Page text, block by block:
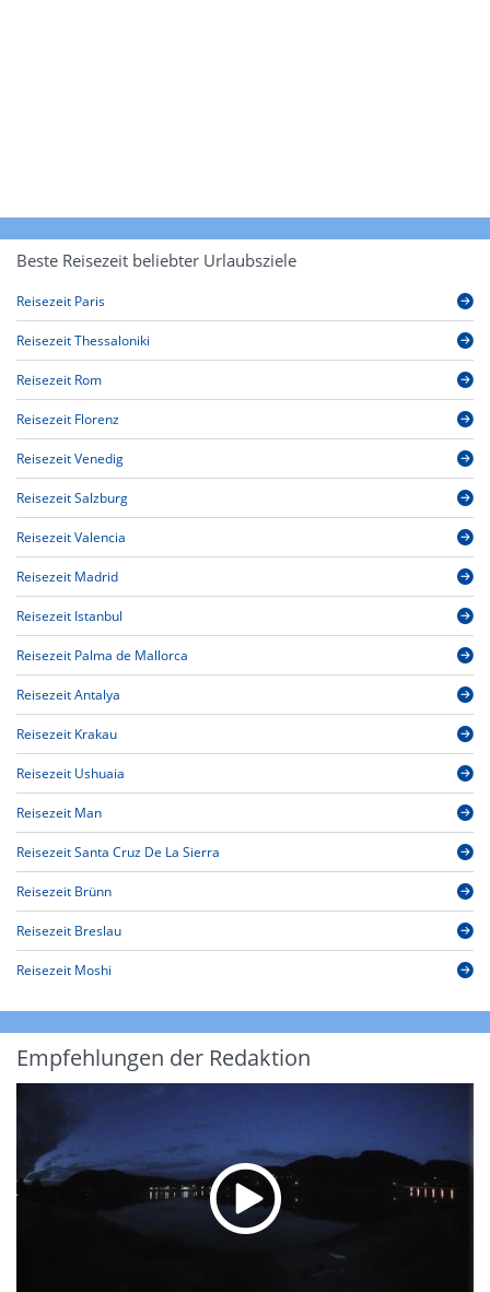
Beste Reisezeit beliebter Urlaubsziele
Reisezeit Paris
Reisezeit Thessaloniki
Reisezeit Rom
Reisezeit Florenz
Reisezeit Venedig
Reisezeit Salzburg
Reisezeit Valencia
Reisezeit Madrid
Reisezeit Istanbul
Reisezeit Palma de Mallorca
Reisezeit Antalya
Reisezeit Krakau
Reisezeit Ushuaia
Reisezeit Man
Reisezeit Santa Cruz De La Sierra
Reisezeit Brünn
Reisezeit Breslau
Reisezeit Moshi
Empfehlungen der Redaktion